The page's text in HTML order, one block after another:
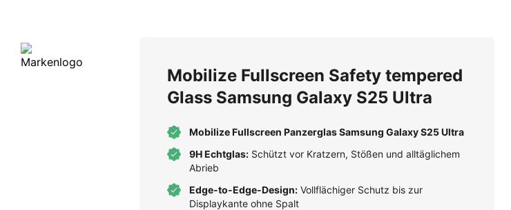
Mobilize Fullscreen Safety tempered
Glass Samsung Galaxy S25 Ultra
Mobilize Fullscreen Panzerglas Samsung Galaxy S25 Ultra
9H Echtglas: Schützt vor Kratzern, Stößen und alltäglichem
Abrieb
Edge-to-Edge-Design: Vollflächiger Schutz bis zur
Displaykante ohne Spalt